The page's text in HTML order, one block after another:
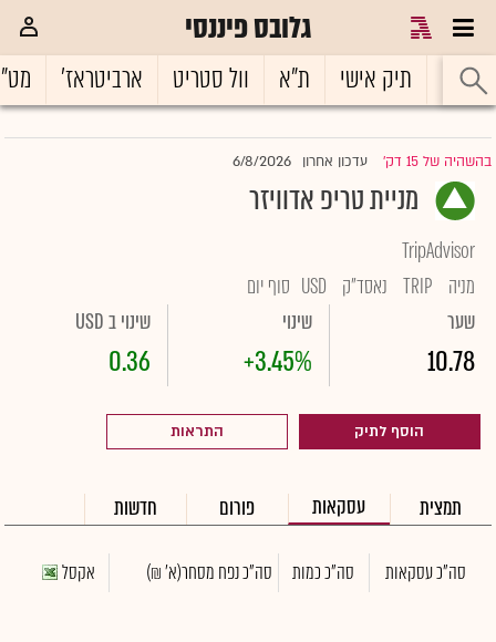
גלובס פיננסי
ראשי תיק אישי ת"א וול סטריט ארביטראז'
בהשהיה של 15 דק' |עדכון אחרון 6/8/2026
מניית טריפ אדוויזר
TripAdvisor
מניה
TRIP נאסד"ק USD סוף יום
שער
10.78
שינוי
+3.45%
שינוי ב USD
0.36
הוסף לתיק התראות
תמצית עסקאות פורום חדשות
סה"כ עסקאות סה"כ כמות סה"כ נפח מסחר(א' ₪) אקסל